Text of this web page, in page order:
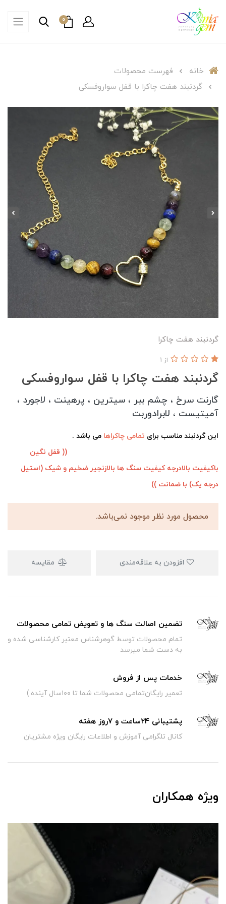
0
خانه
فهرست محصولات
گردنبند هفت چاکرا با قفل سواروفسکی
گردنبند هفت چاکرا
گردنبند هفت چاکرا با قفل سواروفسکی
از 1
گارنت سرخ ، چشم ببر ، سیترین ، پرهینت ، لاجورد ،
آمیتیست ، لابرادوربت
این گردنبند مناسب برای تمامی چاکراها می باشد .
(( قفل نگین
باکیفیت بالادرجه کیفیت سنگ ها بالازنجیر ضخیم و شیک (استیل
درجه یک) با ضمانت ))
محصول مورد نظر موجود نمی‌باشد.
مقایسه
تضمین اصالت سنگ ها و تعویض تمامی محصولات
تمام محصولات توسط گوهرشناس معتبر کارشناسی شده و
به دست شما میرسد
خدمات پس از فروش
تعمیر رایگان‌تمامی محصولات شما تا ۱۰۰سال آینده:)
پشتیبانی ۲۴ساعت و ۷روز هفته
کانال تلگرامی آموزش و اطلاعات رایگان ویژه مشتریان
ویژه همکاران